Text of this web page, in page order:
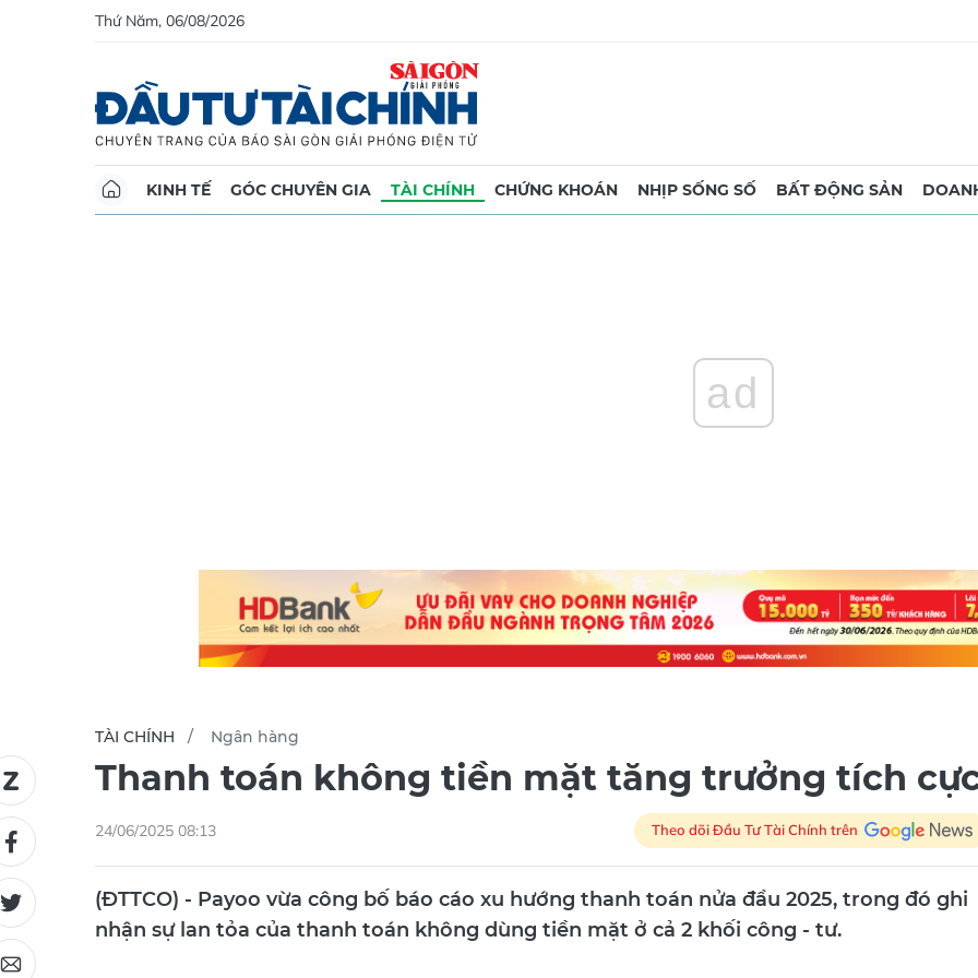
Thứ Năm, 06/08/2026
KINH TẾ GÓC CHUYÊN GIA TÀI CHÍNH CHỨNG KHOÁN NHỊP SỐNG SỐ BẤT ĐỘNG SẢN
ad
TÀI CHÍNH Ngân hàng
Thanh toán không tiền mặt tăng trưởng tích
24/06/2025 08:13 Theo dõi Đầu Tư Tài Chính trên
(ĐTTCO) - Payoo vừa công bố báo cáo xu hướng thanh toán nửa đầu 2025, trong đó ghi
nhận sự lan tỏa của thanh toán không dùng tiền mặt ở cả 2 khối công - tư.